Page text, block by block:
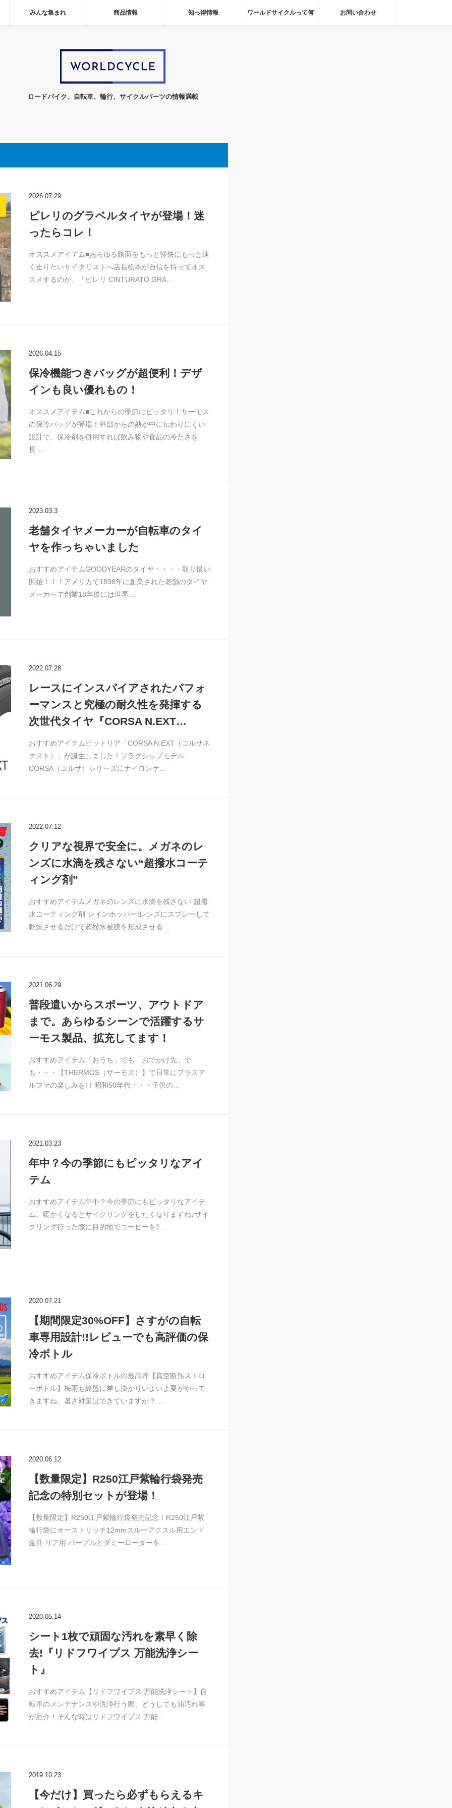
みんな集まれ 商品情報 知っ得情報 ワールドサイクルって何 お問い合わせ
ロードバイク、自転車、輪行、サイクルパーツの情報満載
2026.07.29
ピレリのグラベルタイヤが登場！迷
ったらコレ！
オススメアイテム■あらゆる路面をもっと軽快にもっと速
く走りたいサイクリストへ店長松本が自信を持ってオス
スメするのが、「ピレリ CINTURATO GRA…
2026.04.15
保冷機能つきバッグが超便利！デザ
インも良い優れもの！
オススメアイテム■これからの季節にピッタリ！サーモス
の保冷バッグが登場！外部からの熱が中に伝わりにくい
設計で、保冷剤を併用すれば飲み物や食品の冷たさを
長…
2023.03.3
老舗タイヤメーカーが自転車のタイ
ヤを作っちゃいました
おすすめアイテムGOODYEARのタイヤ・・・・取り扱い
開始！！！アメリカで1898年に創業された老舗のタイヤ
メーカーで創業18年後には世界…
2022.07.28
レースにインスパイアされたパフォ
ーマンスと究極の耐久性を発揮する
次世代タイヤ『CORSA N.EXT…
おすすめアイテムビットリア「CORSA N.EXT（コルサネ
クスト）」が誕生しました！フラグシップモデル
CORSA（コルサ）シリーズにナイロンケ…
2022.07.12
クリアな視界で安全に。メガネのレ
ンズに水滴を残さない“超撥水コーテ
ィング剤”
おすすめアイテムメガネのレンズに水滴を残さない“超撥
水コーティング剤”レインホッパー!レンズにスプレーして
乾燥させるだけで超撥水被膜を形成させる…
2021.06.29
普段遣いからスポーツ、アウトドア
まで。あらゆるシーンで活躍するサ
ーモス製品、拡充してます！
おすすめアイテム「おうち」でも「おでかけ先」で
も・・・【THERMOS（サーモス）】で日常にプラスア
ルファの楽しみを!！昭和50年代・・・子供の…
2021.03.23
年中？今の季節にもピッタリなアイ
テム
おすすめアイテム年中？今の季節にもピッタリなアイテ
ム。暖かくなるとサイクリングをしたくなりますね♪サイ
クリング行った際に目的地でコーヒーを1…
2020.07.21
【期間限定30%OFF】さすがの自転
車専用設計!!レビューでも高評価の保
冷ボトル
おすすめアイテム保冷ボトルの最高峰【真空断熱ストロ
ーボトル】梅雨も終盤に差し掛かりいよいよ夏がやって
きますね。暑さ対策はできていますか？…
2020.06.12
【数量限定】R250江戸紫輪行袋発売
記念の特別セットが登場！
【数量限定】R250江戸紫輪行袋発売記念！R250江戸紫
輪行袋にオーストリッチ12mmスルーアクスル用エンド
金具 リア用 パープルとダミーローターを…
2020.05.14
シート1枚で頑固な汚れを素早く除
去!『リドフワイプス 万能洗浄シー
ト』
おすすめアイテム【リドフワイプス 万能洗浄シート】自
転車のメンテナンスや洗浄行う際、どうしても油汚れ等
が厄介！そんな時はリドフワイプス 万能…
2019.10.23
【今だけ】買ったら必ずもらえるキ